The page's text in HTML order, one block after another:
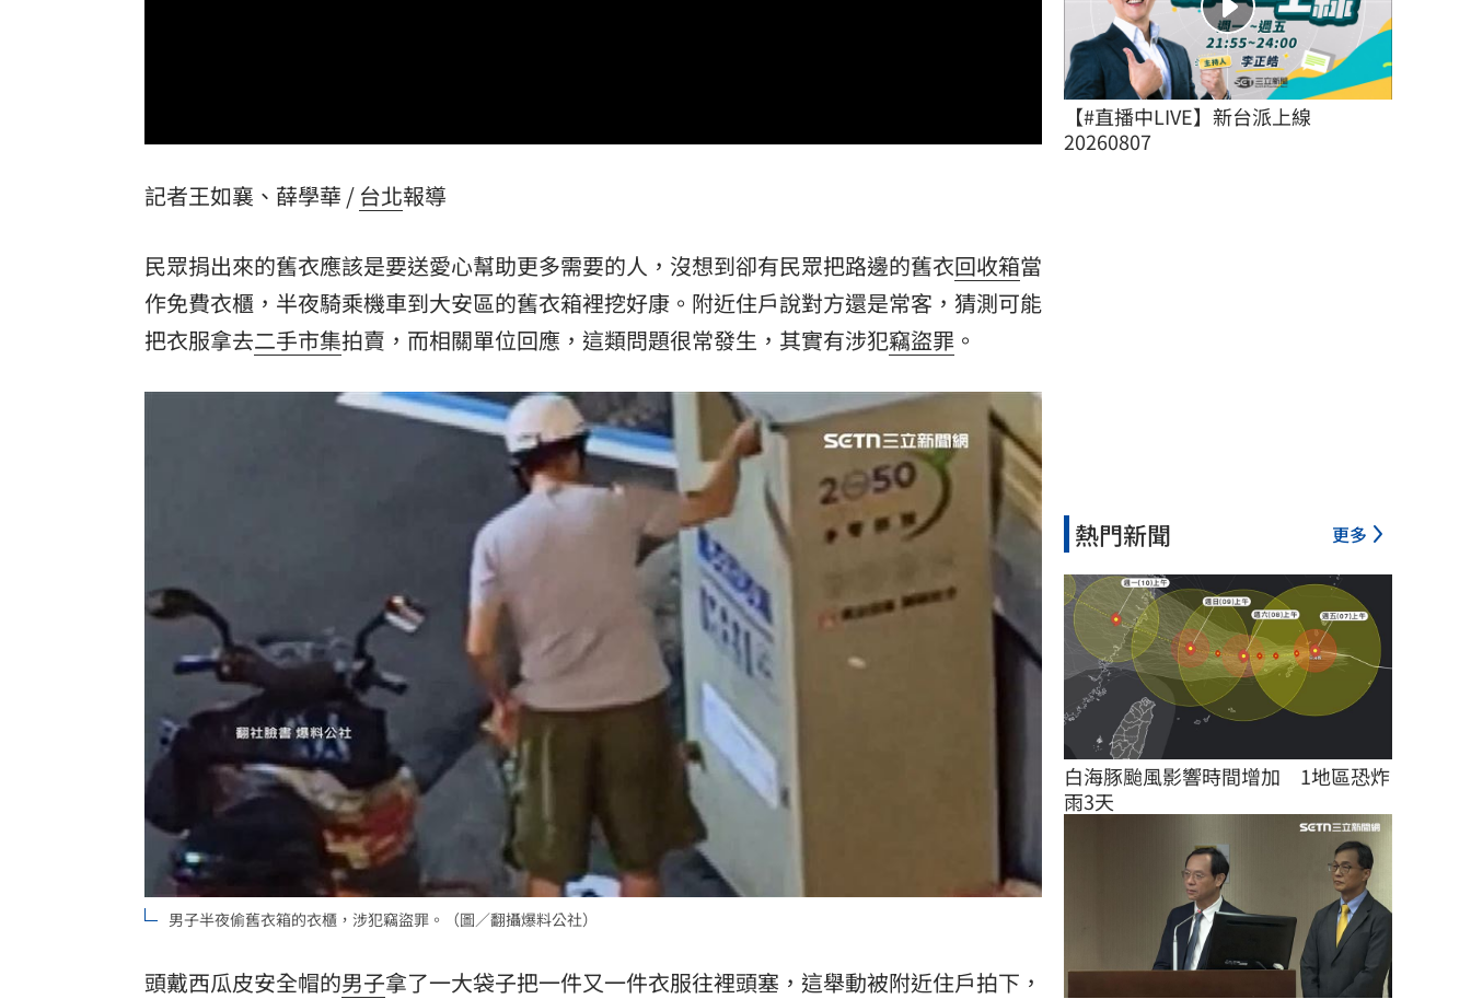
「拍片人的多重宇宙」職涯論壇9/12登場！
理想混蛋號召粉絲跨海追星吃美食！ 18:15
記者王如襄、薛學華 / 台北報導
民眾捐出來的舊衣應該是要送愛心幫助更多需要的人，沒想到卻有民眾把路邊的舊衣回收箱當
作免費衣櫃，半夜騎乘機車到大安區的舊衣箱裡挖好康。附近住戶說對方還是常客，猜測可能
把衣服拿去二手市集拍賣，而相關單位回應，這類問題很常發生，其實有涉犯竊盜罪 。
男子半夜偷舊衣箱的衣櫃，涉犯竊盜罪。（圖／翻攝爆料公社）
頭戴西瓜皮安全帽的男子拿了一大袋子把一件又一件衣服往裡頭塞，這舉動被附近住戶拍下，
【#直播中LIVE】新台派上線
20260807
熱門新聞 更多
白海豚颱風影響時間增加　1地區恐炸
雨3天